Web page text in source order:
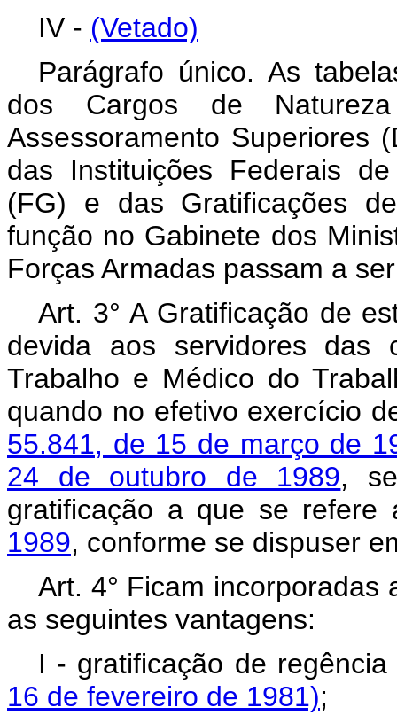
IV - (Vetado)
Parágrafo único. As
dos Cargos de
Assessoramento Superiores
das Instituições Federais
(FG) e das Gratificações
função no Gabinete dos
Forças Armadas passam a
Art. 3° A Gratificação de
devida aos servidores das
Trabalho e Médico do
quando no efetivo exercício
55.841, de 15 de março de
24 de outubro de 1989,
gratificação a que se
1989, conforme se dispuser
Art. 4° Ficam incorporadas
as seguintes vantagens:
I - gratificação de
16 de fevereiro de 1981);